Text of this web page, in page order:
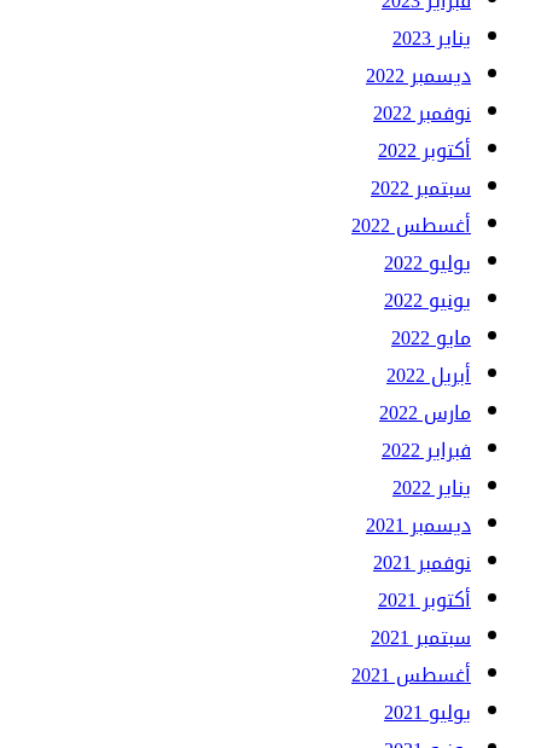
يناير 2023
ديسمبر 2022
نوفمبر 2022
أكتوبر 2022
سبتمبر 2022
أغسطس 2022
يوليو 2022
يونيو 2022
مايو 2022
أبريل 2022
مارس 2022
فبراير 2022
يناير 2022
ديسمبر 2021
نوفمبر 2021
أكتوبر 2021
سبتمبر 2021
أغسطس 2021
يوليو 2021